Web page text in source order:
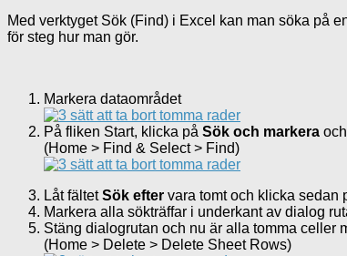
Med verktyget Sök (Find) i Excel kan man söka på
för steg hur man gör.
Markera dataområdet
På fliken Start, klicka på Sök och markera
(Home > Find & Select > Find)
Låt fältetSök efter vara tomt och klicka sedan
Markera alla sökträffar i underkant av dialog
Stäng dialogrutan och nu är alla tomma celler
(Home > Delete > Delete Sheet Rows)